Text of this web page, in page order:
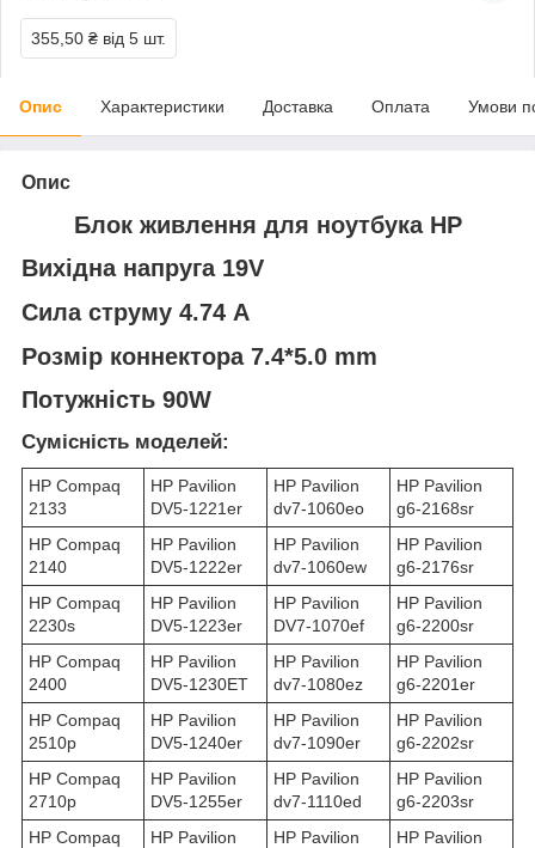
355,50 ₴ від 5 шт.
Опис Характеристики Доставка Оплата Умови
Опис
Блок живлення для ноутбука HP
Вихідна напруга 19V
Сила струму 4.74 A
Розмір коннектора 7.4*5.0 mm
Потужність 90W
Сумісність моделей:
HP Compaq
2133
HP Pavilion
DV5-1221er
HP Pavilion
dv7-1060eo
HP Pavilion
g6-2168sr
HP Compaq
2140
HP Pavilion
DV5-1222er
HP Pavilion
dv7-1060ew
HP Pavilion
g6-2176sr
HP Compaq
2230s
HP Pavilion
DV5-1223er
HP Pavilion
DV7-1070ef
HP Pavilion
g6-2200sr
HP Compaq
2400
HP Pavilion
DV5-1230ET
HP Pavilion
dv7-1080ez
HP Pavilion
g6-2201er
HP Compaq
2510p
HP Pavilion
DV5-1240er
HP Pavilion
dv7-1090er
HP Pavilion
g6-2202sr
HP Compaq
2710p
HP Pavilion
DV5-1255er
HP Pavilion
dv7-1110ed
HP Pavilion
g6-2203sr
HP Compaq
HP Pavilion
HP Pavilion
HP Pavilion